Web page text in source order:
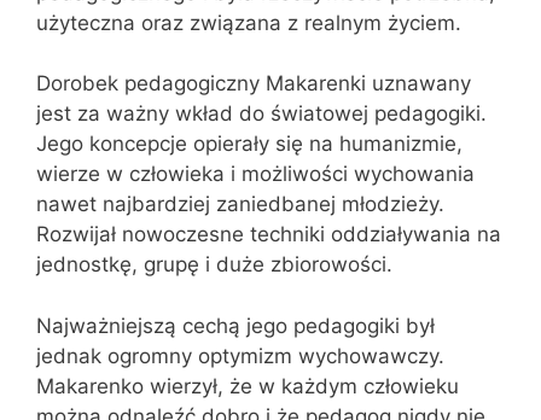
użyteczna oraz związana z realnym życiem.
Dorobek pedagogiczny Makarenki uznawany
jest za ważny wkład do światowej pedagogiki.
Jego koncepcje opierały się na humanizmie,
wierze w człowieka i możliwości wychowania
nawet najbardziej zaniedbanej młodzieży.
Rozwijał nowoczesne techniki oddziaływania na
jednostkę, grupę i duże zbiorowości.
Najważniejszą cechą jego pedagogiki był
jednak ogromny optymizm wychowawczy.
Makarenko wierzył, że w każdym człowieku